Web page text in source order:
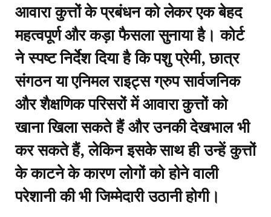
आवारा कुत्तों के प्रबंधन को लेकर एक बेहद
महत्वपूर्ण और कड़ा फैसला सुनाया है। कोर्ट
ने स्पष्ट निर्देश दिया है कि पशु प्रेमी, छात्र
संगठन या एनिमल राइट्स ग्रुप सार्वजनिक
और शैक्षणिक परिसरों में आवारा कुत्तों को
खाना खिला सकते हैं और उनकी देखभाल भी
कर सकते हैं, लेकिन इसके साथ ही उन्हें कुत्तों
के काटने के कारण लोगों को होने वाली
परेशानी की भी जिम्मेदारी उठानी होगी।